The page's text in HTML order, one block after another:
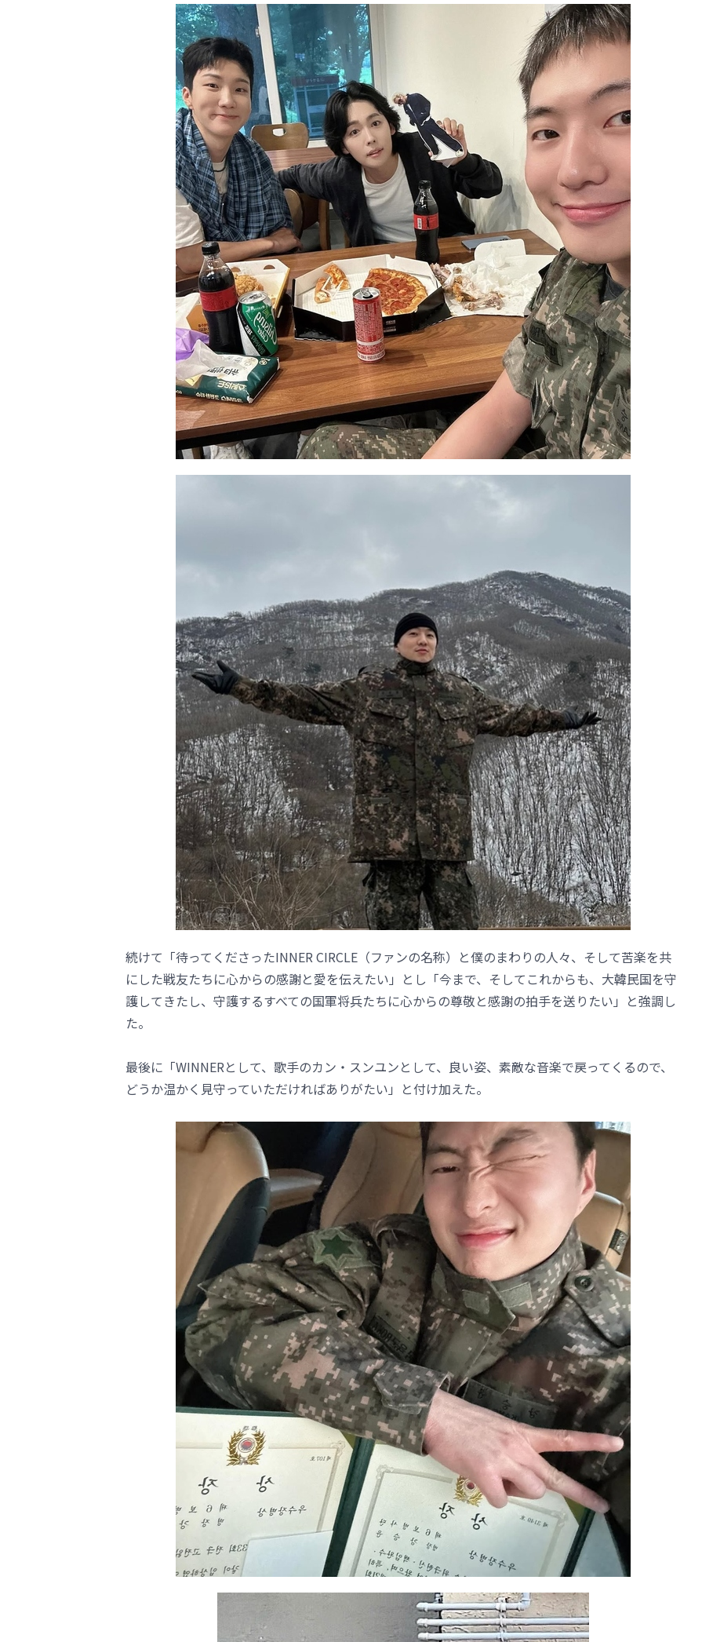
続けて「待ってくださったINNER CIRCLE（ファンの名称）と僕のまわりの人々、そして苦楽を共
にした戦友たちに心からの感謝と愛を伝えたい」とし「今まで、そしてこれからも、大韓民国を守
護してきたし、守護するすべての国軍将兵たちに心からの尊敬と感謝の拍手を送りたい」と強調し
た。
最後に「WINNERとして、歌手のカン・スンユンとして、良い姿、素敵な音楽で戻ってくるので、
どうか温かく見守っていただければありがたい」と付け加えた。